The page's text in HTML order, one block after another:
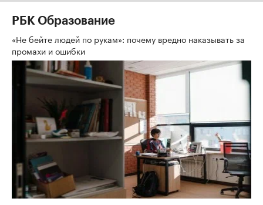
РБК Образование
«Не бейте людей по рукам»: почему вредно наказывать за
промахи и ошибки